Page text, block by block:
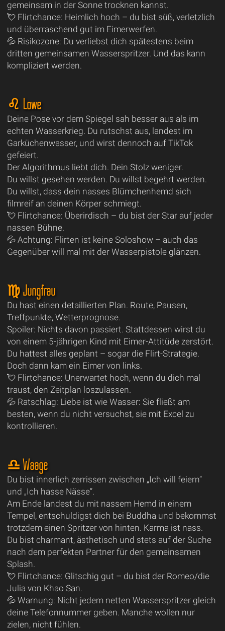
gemeinsam in der Sonne trocknen kannst.
💘 Flirtchance: Heimlich hoch – du bist süß, verletzlich
und überraschend gut im Eimerwerfen.
💦 Risikozone: Du verliebst dich spätestens beim
dritten gemeinsamen Wasserspritzer. Und das kann
kompliziert werden.
♌ Löwe
Deine Pose vor dem Spiegel sah besser aus als im
echten Wasserkrieg. Du rutschst aus, landest im
Garküchenwasser, und wirst dennoch auf TikTok
gefeiert.
Der Algorithmus liebt dich. Dein Stolz weniger.
Du willst gesehen werden. Du willst begehrt werden.
Du willst, dass dein nasses Blümchenhemd sich
filmreif an deinen Körper schmiegt.
💘 Flirtchance: Überirdisch – du bist der Star auf jeder
nassen Bühne.
💦 Achtung: Flirten ist keine Soloshow – auch das
Gegenüber will mal mit der Wasserpistole glänzen.
♍ Jungfrau
Du hast einen detaillierten Plan. Route, Pausen,
Treffpunkte, Wetterprognose.
Spoiler: Nichts davon passiert. Stattdessen wirst du
von einem 5-jährigen Kind mit Eimer-Attitüde zerstört.
Du hattest alles geplant – sogar die Flirt-Strategie.
Doch dann kam ein Eimer von links.
💘 Flirtchance: Unerwartet hoch, wenn du dich mal
traust, den Zeitplan loszulassen.
💦 Ratschlag: Liebe ist wie Wasser: Sie fließt am
besten, wenn du nicht versuchst, sie mit Excel zu
kontrollieren.
♎ Waage
Du bist innerlich zerrissen zwischen „Ich will feiern“
und „Ich hasse Nässe“.
Am Ende landest du mit nassem Hemd in einem
Tempel, entschuldigst dich bei Buddha und bekommst
trotzdem einen Spritzer von hinten. Karma ist nass.
Du bist charmant, ästhetisch und stets auf der Suche
nach dem perfekten Partner für den gemeinsamen
Splash.
💘 Flirtchance: Glitschig gut – du bist der Romeo/die
Julia von Khao San.
💦 Warnung: Nicht jedem netten Wasserspritzer gleich
deine Telefonnummer geben. Manche wollen nur
zielen, nicht fühlen.